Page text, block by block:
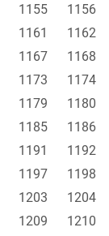
1155 1156
1161 1162
1167 1168
1173 1174
1179 1180
1185 1186
1191 1192
1197 1198
1203 1204
1209 1210